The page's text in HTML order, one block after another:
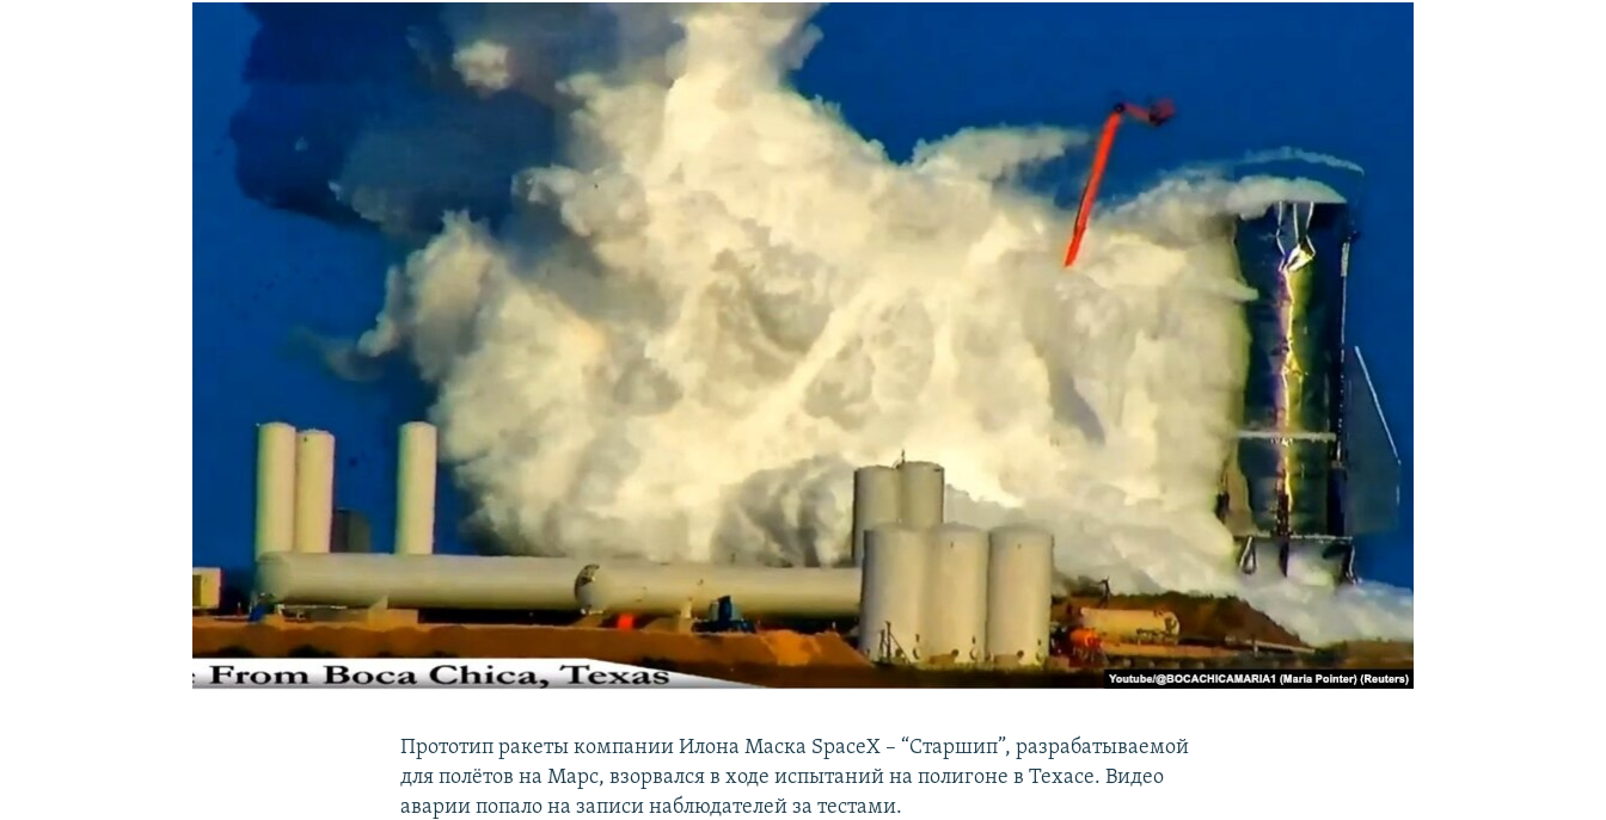
Прототип ракеты компании Илона Маска SpaceX – “Старшип”, разрабатываемой
для полётов на Марс, взорвался в ходе испытаний на полигоне в Техасе. Видео
аварии попало на записи наблюдателей за тестами.